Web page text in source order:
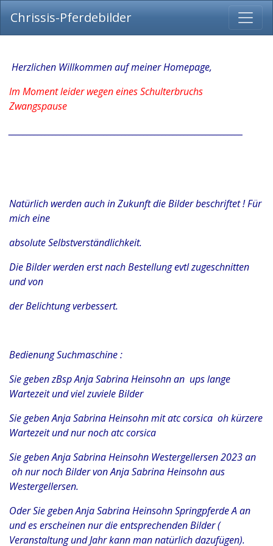
Chrissis-Pferdebilder
Herzlichen Willkommen auf meiner Homepage,
Im Moment leider wegen eines Schulterbruchs
Zwangspause
Natürlich werden auch in Zukunft die Bilder beschriftet ! Für
mich eine
absolute Selbstverständlichkeit.
Die Bilder werden erst nach Bestellung evtl zugeschnitten
und von
der Belichtung verbessert.
Bedienung Suchmaschine :
Sie geben zBsp Anja Sabrina Heinsohn an ups lange
Wartezeit und viel zuviele Bilder
Sie geben Anja Sabrina Heinsohn mit atc corsica oh kürzere
Wartezeit und nur noch atc corsica
Sie geben Anja Sabrina Heinsohn Westergellersen 2023 an
oh nur noch Bilder von Anja Sabrina Heinsohn aus
Westergellersen.
Oder Sie geben Anja Sabrina Heinsohn Springpferde A an
und es erscheinen nur die entsprechenden Bilder (
Veranstaltung und Jahr kann man natürlich dazufügen).